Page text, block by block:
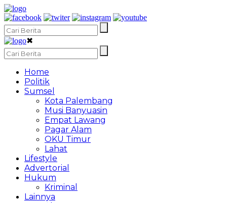
✖
Home
Politik
Sumsel
Kota Palembang
Musi Banyuasin
Empat Lawang
Pagar Alam
OKU Timur
Lahat
Lifestyle
Advertorial
Hukum
Kriminal
Lainnya